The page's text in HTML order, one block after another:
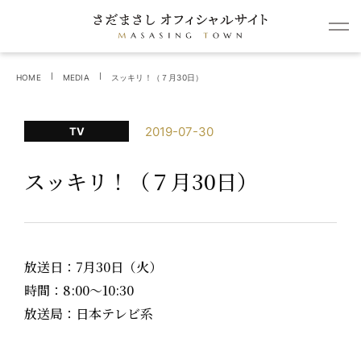
HOME MEDIA スッキリ！（７月30日）
TV 2019-07-30
スッキリ！（７月30日）
放送日：7月30日（火）
時間：8:00～10:30
放送局：日本テレビ系